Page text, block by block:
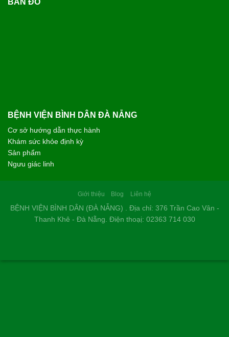
BẢN ĐỒ
BỆNH VIỆN BÌNH DÂN ĐÀ NẴNG
Cơ sở hướng dẫn thực hành
Khám sức khỏe định kỳ
Sản phẩm
Ngưu giác linh
Giới thiệu Blog Liên hệ
BỆNH VIỆN BÌNH DÂN (ĐÀ NẴNG) . Địa chỉ: 376 Trần Cao Vân -
Thanh Khê - Đà Nẵng. Điện thoạị: 02363 714 030